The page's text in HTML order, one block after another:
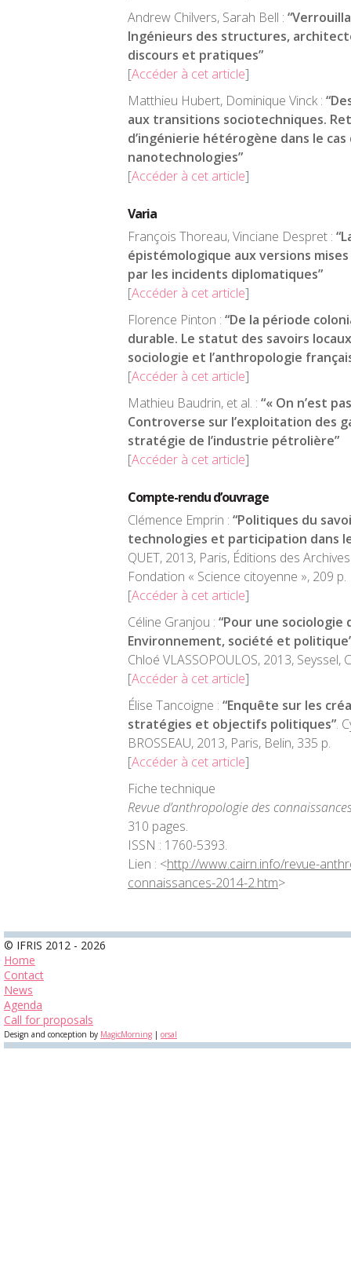
Andrew Chilvers, Sarah Bell :
Ingénieurs des structures,
discours et pratiques”
[Accéder à cet article]
Matthieu Hubert, Dominique Vinck :
aux transitions sociotechniques.
d’ingénierie hétérogène dans le
nanotechnologies”
[Accéder à cet article]
Varia
François Thoreau, Vinciane Despret :
épistémologique aux versions
par les incidents diplomatiques”
[Accéder à cet article]
Florence Pinton : “De la période
durable. Le statut des savoirs
sociologie et l’anthropologie
[Accéder à cet article]
Mathieu Baudrin, et al. : “« On n’est
Controverse sur l’exploitation des
stratégie de l’industrie pétrolière”
[Accéder à cet article]
Compte-rendu d’ouvrage
Clémence Emprin : “Politiques du
technologies et participation dans
QUET, 2013, Paris, Éditions des
Fondation « Science citoyenne », 209 p.
[Accéder à cet article]
Céline Granjou : “Pour une sociologie
Environnement, société et
Chloé VLASSOPOULOS, 2013, Seyssel,
[Accéder à cet article]
Élise Tancoigne : “Enquête sur les
stratégies et objectifs politiques”.
BROSSEAU, 2013, Paris, Belin, 335 p.
[Accéder à cet article]
Fiche technique
Revue d’anthropologie des
310 pages.
ISSN : 1760-5393.
Lien : <http://www.cairn.info/revue-
connaissances-2014-2.htm>
© IFRIS 2012 - 2026
Home
Contact
News
Agenda
Call for proposals
Design and conception by MagicMorning | orsal